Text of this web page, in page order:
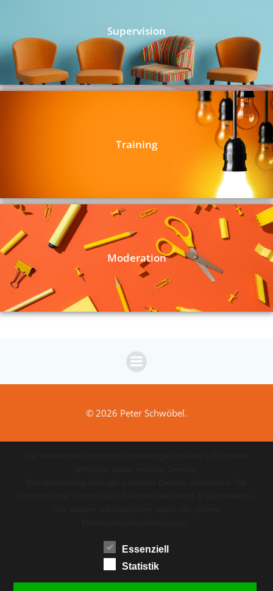
Supervision
Training
Moderation
© 2026 Peter Schwöbel.
Essenziell
Statistik